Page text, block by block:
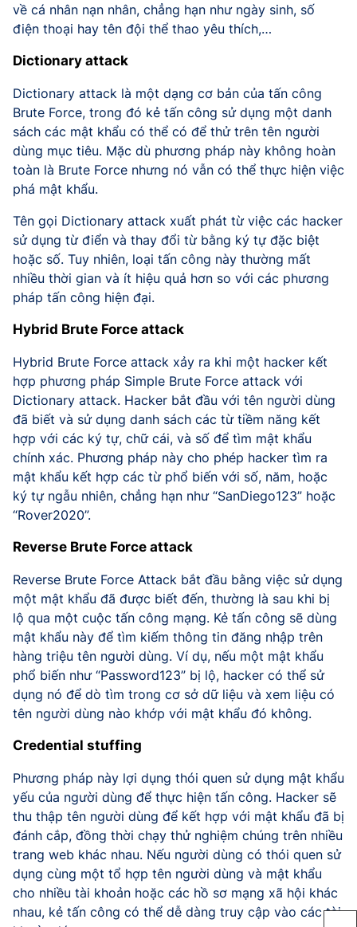
về cá nhân nạn nhân, chẳng hạn như ngày sinh, số
điện thoại hay tên đội thể thao yêu thích,…
Dictionary attack
Dictionary attack là một dạng cơ bản của tấn công
Brute Force, trong đó kẻ tấn công sử dụng một danh
sách các mật khẩu có thể có để thử trên tên người
dùng mục tiêu. Mặc dù phương pháp này không hoàn
toàn là Brute Force nhưng nó vẫn có thể thực hiện việc
phá mật khẩu.
Tên gọi Dictionary attack xuất phát từ việc các hacker
sử dụng từ điển và thay đổi từ bằng ký tự đặc biệt
hoặc số. Tuy nhiên, loại tấn công này thường mất
nhiều thời gian và ít hiệu quả hơn so với các phương
pháp tấn công hiện đại.
Hybrid Brute Force attack
Hybrid Brute Force attack xảy ra khi một hacker kết
hợp phương pháp Simple Brute Force attack với
Dictionary attack. Hacker bắt đầu với tên người dùng
đã biết và sử dụng danh sách các từ tiềm năng kết
hợp với các ký tự, chữ cái, và số để tìm mật khẩu
chính xác. Phương pháp này cho phép hacker tìm ra
mật khẩu kết hợp các từ phổ biến với số, năm, hoặc
ký tự ngẫu nhiên, chẳng hạn như “SanDiego123” hoặc
“Rover2020”.
Reverse Brute Force attack
Reverse Brute Force Attack bắt đầu bằng việc sử dụng
một mật khẩu đã được biết đến, thường là sau khi bị
lộ qua một cuộc tấn công mạng. Kẻ tấn công sẽ dùng
mật khẩu này để tìm kiếm thông tin đăng nhập trên
hàng triệu tên người dùng. Ví dụ, nếu một mật khẩu
phổ biến như “Password123” bị lộ, hacker có thể sử
dụng nó để dò tìm trong cơ sở dữ liệu và xem liệu có
tên người dùng nào khớp với mật khẩu đó không.
Credential stuffing
Phương pháp này lợi dụng thói quen sử dụng mật khẩu
yếu của người dùng để thực hiện tấn công. Hacker sẽ
thu thập tên người dùng để kết hợp với mật khẩu đã bị
đánh cắp, đồng thời chạy thử nghiệm chúng trên nhiều
trang web khác nhau. Nếu người dùng có thói quen sử
dụng cùng một tổ hợp tên người dùng và mật khẩu
cho nhiều tài khoản hoặc các hồ sơ mạng xã hội khác
nhau, kẻ tấn công có thể dễ dàng truy cập vào các tài